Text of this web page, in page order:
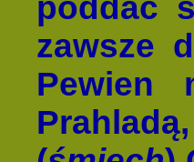
poddać
zawsze
Pewien